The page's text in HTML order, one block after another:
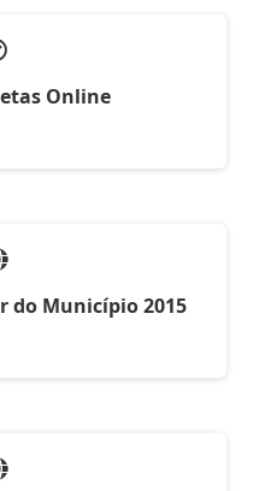
Online
do Município 2015